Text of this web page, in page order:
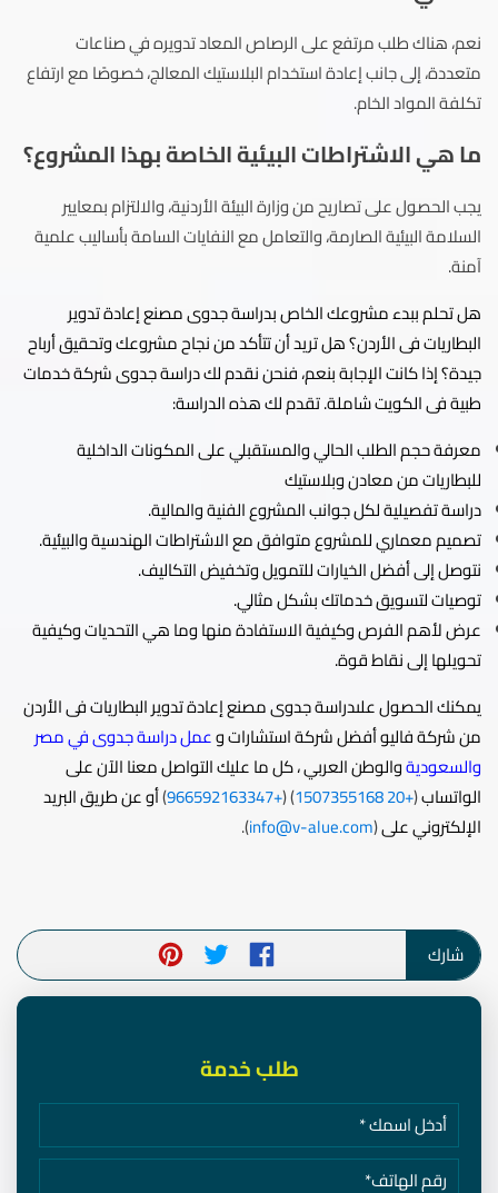
نعم، هناك طلب مرتفع على الرصاص المعاد تدويره في صناعات
متعددة، إلى جانب إعادة استخدام البلاستيك المعالج، خصوصًا مع ارتفاع
تكلفة المواد الخام.
ما هي الاشتراطات البيئية الخاصة بهذا المشروع؟
يجب الحصول على تصاريح من وزارة البيئة الأردنية، والالتزام بمعايير
السلامة البيئية الصارمة، والتعامل مع النفايات السامة بأساليب علمية
آمنة.
هل تحلم ببدء مشروعك الخاص بدراسة جدوى مصنع إعادة تدوير
البطاريات فى الأردن؟ هل تريد أن تتأكد من نجاح مشروعك وتحقيق أرباح
جيدة؟ إذا كانت الإجابة بنعم، فنحن نقدم لك دراسة جدوى شركة خدمات
طبية فى الكويت شاملة. تقدم لك هذه الدراسة:
معرفة حجم الطلب الحالي والمستقبلي على المكونات الداخلية
للبطاريات من معادن وبلاستيك
دراسة تفصيلية لكل جوانب المشروع الفنية والمالية.
تصميم معماري للمشروع متوافق مع الاشتراطات الهندسية والبيئية.
نتوصل إلى أفضل الخيارات للتمويل وتخفيض التكاليف.
توصيات لتسويق خدماتك بشكل مثالي.
عرض لأهم الفرص وكيفية الاستفادة منها وما هي التحديات وكيفية
تحويلها إلى نقاط قوة.
يمكنك الحصول علىدراسة جدوى مصنع إعادة تدوير البطاريات فى الأردن
من شركة فاليو أفضل شركة استشارات وعمل دراسة جدوى في مصر
والسعوديةوالوطن العربي ، كل ما عليك التواصل معنا الآن على
الواتساب(
+20 1507355168
) (
+966592163347
)أو عن طريق البريد
الإلكتروني على(
info@v-alue.com
).
شارك
طلب خدمة